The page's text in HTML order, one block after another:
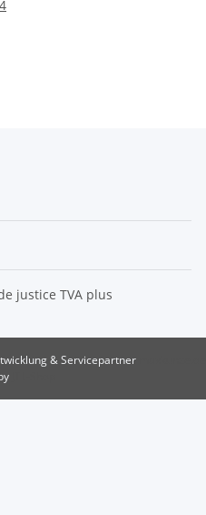
justice TVA plus
& Servicepartner